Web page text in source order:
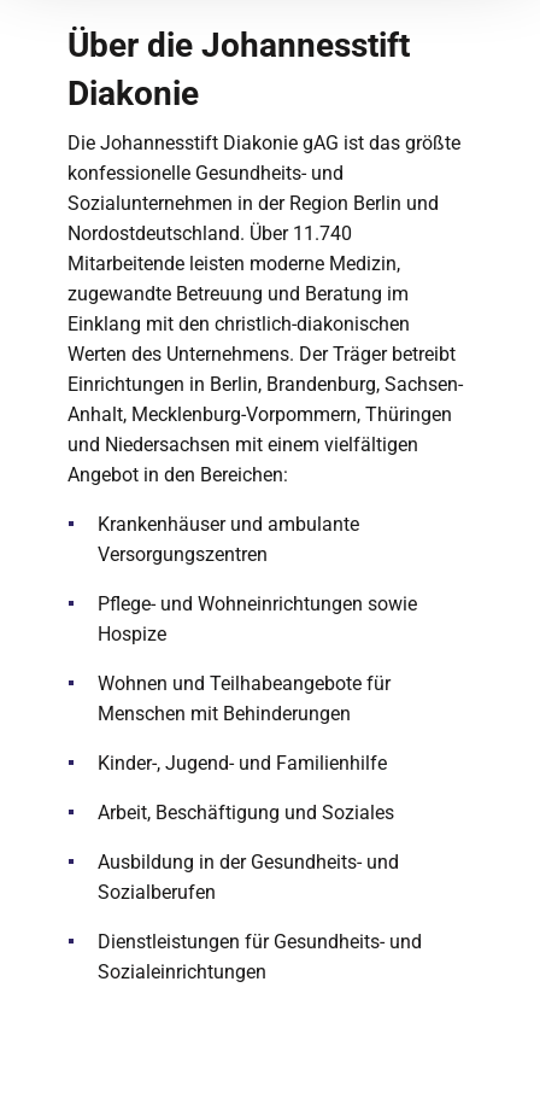
Über die Johannesstift
Diakonie
Die Johannesstift Diakonie gAG ist das größte
konfessionelle Gesundheits- und
Sozialunternehmen in der Region Berlin und
Nordostdeutschland. Über 11.740
Mitarbeitende leisten moderne Medizin,
zugewandte Betreuung und Beratung im
Einklang mit den christlich-diakonischen
Werten des Unternehmens. Der Träger betreibt
Einrichtungen in Berlin, Brandenburg, Sachsen-
Anhalt, Mecklenburg-Vorpommern, Thüringen
und Niedersachsen mit einem vielfältigen
Angebot in den Bereichen:
Krankenhäuser und ambulante
Versorgungszentren
Pflege- und Wohneinrichtungen sowie
Hospize
Wohnen und Teilhabeangebote für
Menschen mit Behinderungen
Kinder-, Jugend- und Familienhilfe
Arbeit, Beschäftigung und Soziales
Ausbildung in der Gesundheits- und
Sozialberufen
Dienstleistungen für Gesundheits- und
Sozialeinrichtungen